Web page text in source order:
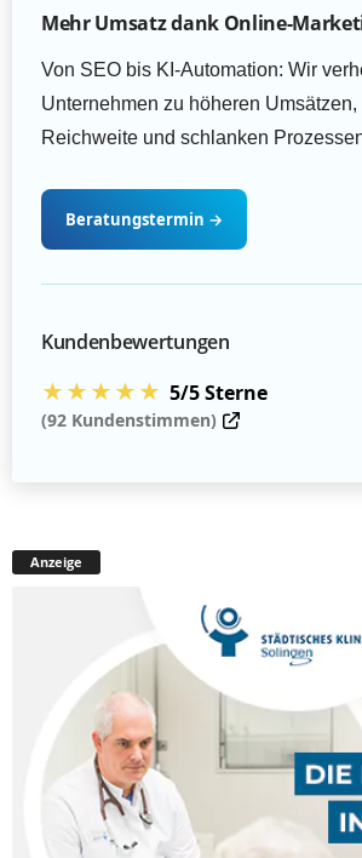
Mehr Umsatz dank Online-
Von SEO bis KI-Automation: Wir
Unternehmen zu höheren
Reichweite und schlanken
Beratungstermin →
Kundenbewertungen
★★★★★ 5/5 Sterne
(92 Kundenstimmen)
Anzeige